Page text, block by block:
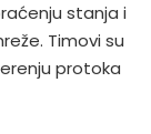
stanja i
Timovi su
protoka